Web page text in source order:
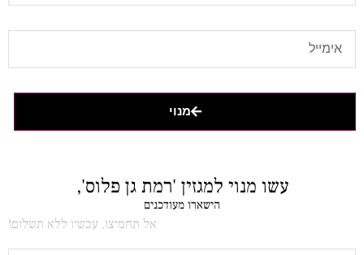
מנוי
עשו מנוי למגזין 'רמת גן פלוס',
הישארו מעודכנים
אל תחמיצו, עכשיו ללא תשלום!